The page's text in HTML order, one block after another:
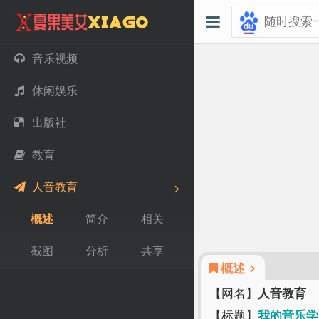
音乐视频
休闲娱乐
出版社
教育
人音教育
概述 简介 相关
截图 分析 共享
概述
【网名】
人音教育
【标题】 我的音乐